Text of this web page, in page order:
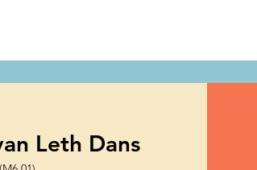
Leth Dans